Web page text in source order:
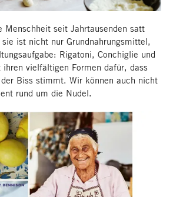
Menschheit seit Jahrtausenden satt
ist nicht nur Grundnahrungsmittel,
Rigatoni, Conchiglie und
vielfältigen Formen dafür, dass
Biss stimmt. Wir können auch nicht
rund um die Nudel.